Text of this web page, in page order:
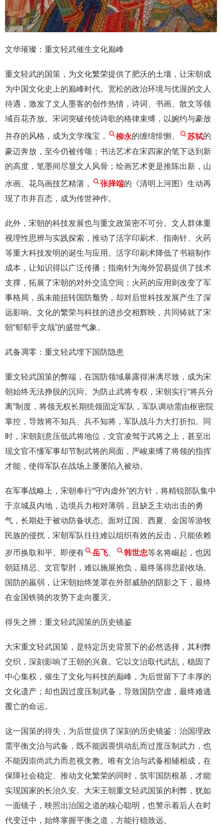
文华璀璨：重文轻武催生文化巅峰
重文轻武的国策，为文化繁荣提供了肥沃的土壤，让宋朝成
为中国文化史上的巅峰时代。宽松的政治环境与优渥的文人
待遇，激发了文人墨客的创作热情，诗词、书画、散文等领
域百花齐放。宋词突破传统诗歌的格律束缚，以婉约与豪放
并存的风格，成为文学瑰宝， 柳永的缠绵悱恻、 苏轼的
豪迈奔放，至今仍被传颂；书法艺术在宋四家的笔下达到新
的高度，笔墨间尽显文人风骨；绘画艺术更是推陈出新，山
水画、花鸟画技艺精湛， 张择端的《清明上河图》生动再
现了市井百态，成为传世神作。
此外，宋朝的科技发展也与重文政策密不可分。文人群体重
视理性思辨与实践探索，推动了活字印刷术、指南针、火药
等重大科技发明的诞生与应用。活字印刷术降低了书籍制作
成本，让知识得以广泛传播；指南针为海外贸易提供了技术
支撑，拓展了宋朝的对外交流空间；火药的应用则改变了军
事格局，虽未能扭转国防颓势，却对后世科技发展产生了深
远影响。文化的繁荣与科技的进步交相辉映，共同铸就了宋
朝“郁郁乎文哉”的盛世气象。
武备凋零：重文轻武埋下国防隐患
重文轻武国策的弊端，在国防领域暴露得淋漓尽致，成为宋
朝始终无法挣脱的沉疴。为防止武将专权，宋朝实行“将兵分
离”制度，将领无权长期统领固定军队，军队调动需由枢密院
掌控，导致将不知兵、兵不知将，军队战斗力大打折扣。同
时，宋朝刻意压低武将地位，文官凌驾于武将之上，甚至出
现文官不懂军事却节制武将的局面，严峻束缚了将领的指挥
才能，使得军队在战场上屡屡陷入被动。
在军事战略上，宋朝奉行“守内虚外”的方针，将精锐部队集中
于京城及内地，边境兵力相对薄弱，且缺乏主动出击的勇
气，长期处于被动防备状态。面对辽国、西夏、金国等游牧
民族的侵扰，宋朝军队往往难以组织有效的反击，只能依赖
岁币换取和平。即便有 岳飞、 韩世忠等名将崛起，也因
朝廷猜忌、文官掣肘，难以施展抱负，最终落得悲剧收场。
国防的羸弱，让宋朝始终笼罩在外部威胁的阴影之下，最终
在金国铁骑的攻势下走向覆灭。
得失之辨：重文轻武国策的历史镜鉴
大宋重文轻武国策，是特定历史背景下的必然选择，其利弊
交织，深刻影响了王朝的兴衰。它以文治取代武乱，稳固了
中心集权，催生了文化与科技的巅峰，为后世留下了丰厚的
文化遗产；却也因过度压制武备，导致国防空虚，最终难逃
覆亡的命运。
这一国策的得失，为后世提供了深刻的历史镜鉴：治国理政
需平衡文治与武备，既不能因畏惧动乱而过度压制武力，也
不能因崇尚武力而忽视文教。唯有文治与武备相辅相成，在
保障社会稳定、推动文化繁荣的同时，筑牢国防根基，才能
实现国家的长治久安。大宋王朝重文轻武国策的利弊，犹如
一面镜子，映照出治国之道的核心聪明，也警示着后人在时
代变迁中，始终掌握平衡之道，方能行稳致远。